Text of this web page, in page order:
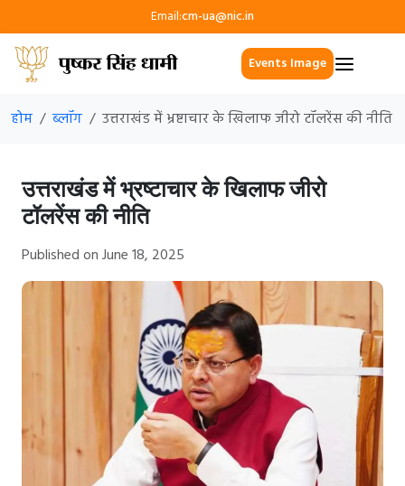
Email:cm-ua@nic.in
Events Image
होम ब्लॉग उत्तराखंड में भ्रष्टाचार के खिलाफ जीरो टॉलरेंस की नीति
उत्तराखंड में भ्रष्टाचार के खिलाफ जीरो
टॉलरेंस की नीति
Published on June 18, 2025